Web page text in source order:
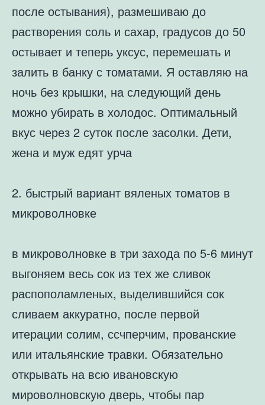
после остывания), размешиваю до
растворения соль и сахар, градусов до 50
остывает и теперь уксус, перемешать и
залить в банку с томатами. Я оставляю на
ночь без крышки, на следующий день
можно убирать в холодос. Оптимальный
вкус через 2 суток после засолки. Дети,
жена и муж едят урча
2. быстрый вариант вяленых томатов в
микроволновке
в микроволновке в три захода по 5-6 минут
выгоняем весь сок из тех же сливок
распополамленых, выделившийся сок
сливаем аккуратно, после первой
итерации солим, ссчперчим, прованские
или итальянские травки. Обязательно
открывать на всю ивановскую
мироволновскую дверь, чтобы пар